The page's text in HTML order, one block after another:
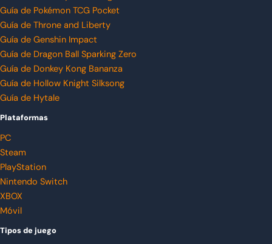
Guía de Pokémon TCG Pocket
Guía de Throne and Liberty
Guía de Genshin Impact
Guía de Dragon Ball Sparking Zero
Guía de Donkey Kong Bananza
Guía de Hollow Knight Silksong
Guía de Hytale
Plataformas
PC
Steam
PlayStation
Nintendo Switch
XBOX
Móvil
Tipos de juego